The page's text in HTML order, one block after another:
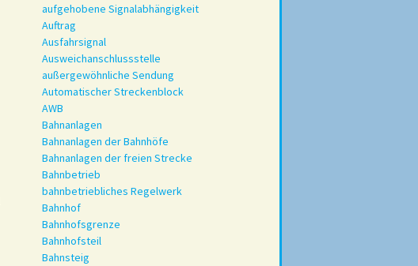
aufgehobene Signalabhängigkeit
Auftrag
Ausfahrsignal
Ausweichanschlussstelle
außergewöhnliche Sendung
Automatischer Streckenblock
AWB
Bahnanlagen
Bahnanlagen der Bahnhöfe
Bahnanlagen der freien Strecke
Bahnbetrieb
bahnbetriebliches Regelwerk
Bahnhof
Bahnhofsgrenze
Bahnhofsteil
Bahnsteig